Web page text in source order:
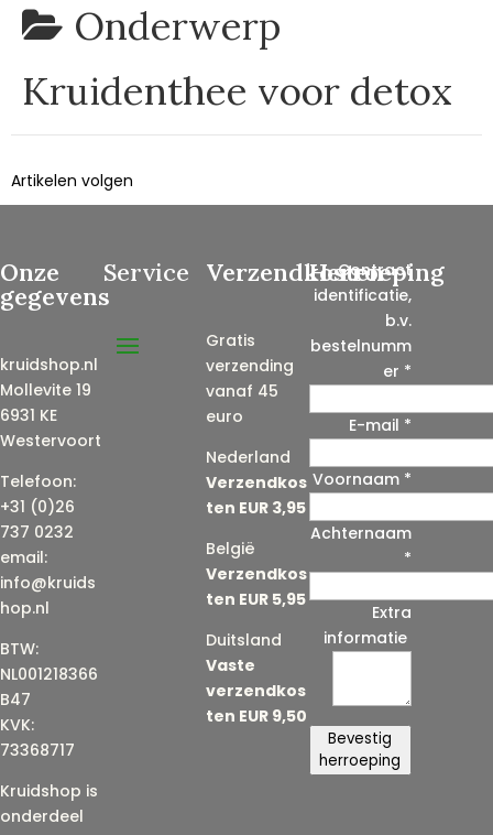
Onderwerp
Kruidenthee voor detox
Artikelen volgen
Onze
gegevens
kruidshop.nl
Mollevite 19
6931 KE
Westervoort
Telefoon:
+31 (0)26
737 0232
email:
info@kruids
hop.nl
BTW:
NL001218366
B47
KVK:
73368717
Kruidshop is
onderdeel
Service Verzendkosten
Gratis
verzending
vanaf 45
euro
Nederland
Verzendkos
ten EUR 3,95
België
Verzendkos
ten EUR 5,95
Duitsland
Vaste
verzendkos
ten EUR 9,50
Herroeping
Contract
identificatie,
b.v.
bestelnumm
er *
E-mail *
l
Voornaam *
Achternaam
*
Extra
informatie
Bevestig
herroeping